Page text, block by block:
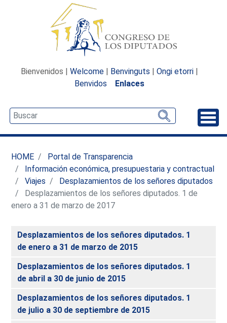
Bienvenidos | Welcome | Benvinguts | Ongi etorri |
Benvidos
Enlaces
HOME
Portal de Transparencia
Información económica, presupuestaria y contractual
Viajes
Desplazamientos de los señores diputados
Desplazamientos de los señores diputados. 1 de
enero a 31 de marzo de 2017
Desplazamientos de los señores diputados. 1
de enero a 31 de marzo de 2015
Desplazamientos de los señores diputados. 1
de abril a 30 de junio de 2015
Desplazamientos de los señores diputados. 1
de julio a 30 de septiembre de 2015